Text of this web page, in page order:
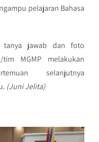
pelajaran Bahasa
tanya jawab dan foto
MGMP melakukan
selanjutnya
(Juni Jelita)